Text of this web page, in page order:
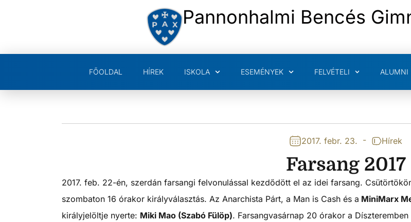
Pannonhalmi Bencés
FŐOLDAL HÍREK ISKOLA ESEMÉNYEK FELVÉTELI ALUMNI
2017. febr. 23. - Hírek
Farsang 2017
2017. feb. 22-én, szerdán farsangi felvonulással kezdődött el az idei farsang.
szombaton 16 órakor királyválasztás. Az Anarchista Párt, a Man is Cash és a MiniMarx
királyjelöltje nyerte: Miki Mao (Szabó Fülöp). Farsangvasárnap 20 órakor a Díszteremben